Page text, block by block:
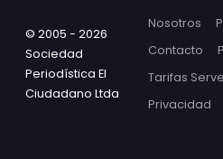
© 2005 - 2026
Sociedad
Periodística El
Ciudadano Ltda
Nosotros
Contacto
Tarifas
Privacidad